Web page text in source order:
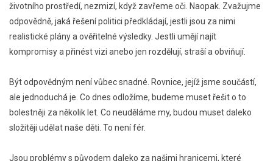
životního prostředí, nezmizí, když zavřeme oči. Naopak. Zvažujme
odpovědně, jaká řešení politici předkládají, jestli jsou za nimi
realistické plány a ověřitelné výsledky. Jestli umějí najít
kompromisy a přinést vizi anebo jen rozdělují, straší a obviňují.
Být odpovědným není vůbec snadné. Rovnice, jejíž jsme součástí,
ale jednoduchá je. Co dnes odložíme, budeme muset řešit o to
bolestněji za několik let. Co neuděláme my, budou muset daleko
složitěji udělat naše děti. To není fér.
Jsou problémy s původem daleko za našimi hranicemi, které